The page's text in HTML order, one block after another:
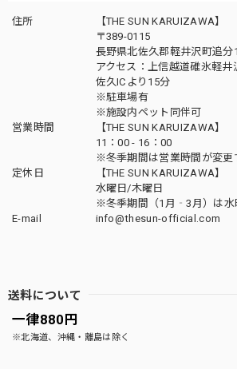
住所
【THE SUN KARUIZAWA】
〒389-0115
長野県北佐久郡軽井沢町追
アクセス：上信越道碓氷軽井
佐久ICより15分
※駐車場有
※施設内ペット同伴可
営業時間
【THE SUN KARUIZAWA】
11：00 - 16：00
※冬季期間は営業時間が変更
定休日
【THE SUN KARUIZAWA】
水曜日/木曜日
※冬季期間（1月‐3月）は水
E-mail
info@thesun-official.com
送料について
一律880円
※北海道、沖縄・離島は除く